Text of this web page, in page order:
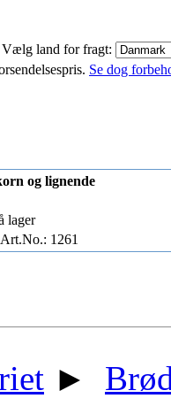
land for fragt:
Se dog
og lignende
lager
1261
►